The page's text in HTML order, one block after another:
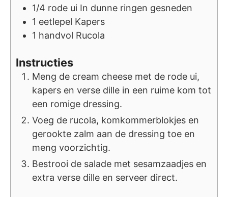
1/4 rode ui In dunne ringen gesneden
1 eetlepel Kapers
1 handvol Rucola
Instructies
Meng de cream cheese met de rode ui,
kapers en verse dille in een ruime kom tot
een romige dressing.
Voeg de rucola, komkommerblokjes en
gerookte zalm aan de dressing toe en
meng voorzichtig.
Bestrooi de salade met sesamzaadjes en
extra verse dille en serveer direct.